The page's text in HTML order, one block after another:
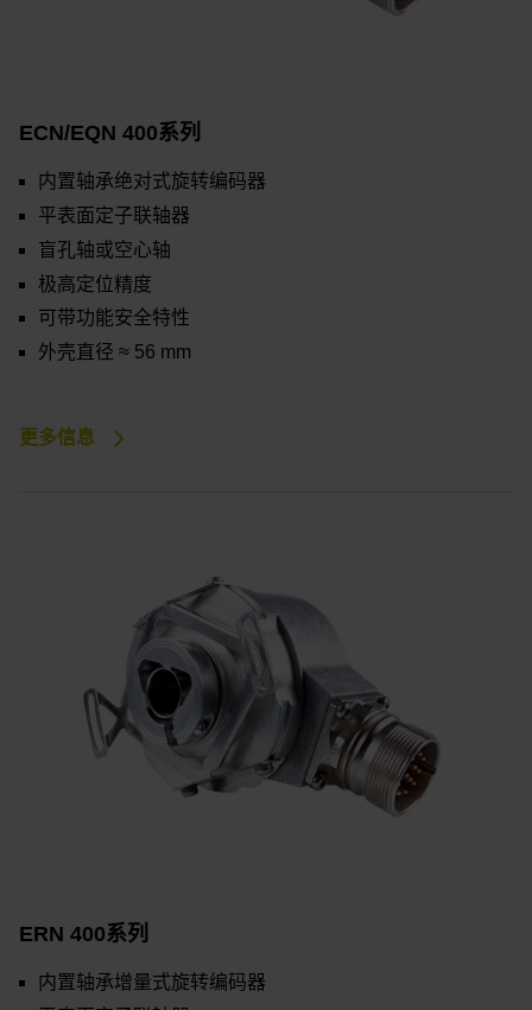
ECN/EQN 400系列
内置轴承绝对式旋转编码器
平表面定子联轴器
盲孔轴或空心轴
极高定位精度
可带功能安全特性
外壳直径 ≈ 56 mm
更多信息
ERN 400系列
内置轴承增量式旋转编码器